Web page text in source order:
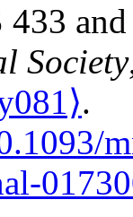
433
Society
.